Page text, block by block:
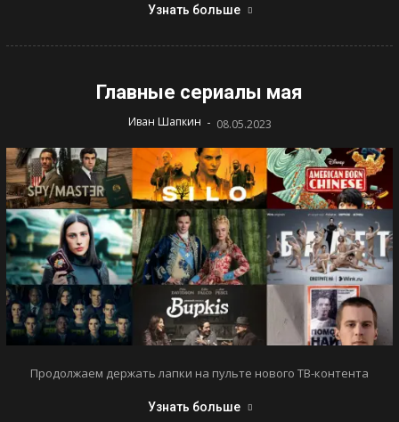
Узнать больше
Главные сериалы мая
Иван Шапкин - 08.05.2023
Продолжаем держать лапки на пульте нового ТВ-контента
Узнать больше